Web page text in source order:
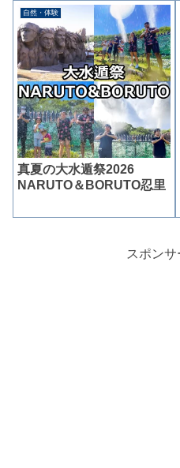
自然・体験
真夏の大水遁祭2026
NARUTO＆BORUTO忍里
スポンサ